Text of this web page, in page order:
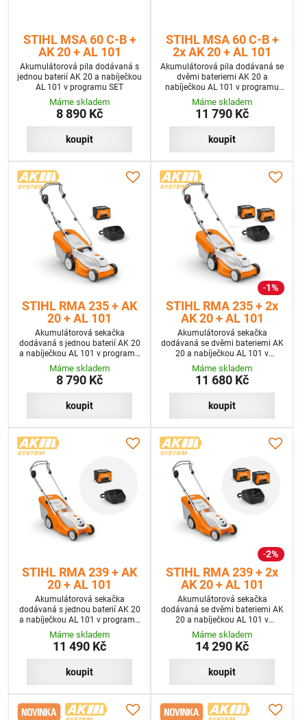
STIHL MSA 60 C-B +
AK 20 + AL 101
Akumulátorová pila dodávaná s
jednou baterií AK 20 a nabíječkou
AL 101 v programu SET
Máme skladem
8 890 Kč
koupit
STIHL MSA 60 C-B +
2x AK 20 + AL 101
Akumulátorová pila dodávaná se
dvěmi bateriemi AK 20 a
nabíječkou AL 101 v programu
SET+
Máme skladem
11 790 Kč
koupit
STIHL RMA 235 + AK
20 + AL 101
Akumulátorová sekačka
dodávaná s jednou baterií AK 20
a nabíječkou AL 101 v programu
SET
Máme skladem
8 790 Kč
koupit
1%
STIHL RMA 235 + 2x
AK 20 + AL 101
Akumulátorová sekačka
dodávaná se dvěmi bateriemi AK
20 a nabíječkou AL 101 v
programu SET+
Máme skladem
11 680 Kč
koupit
STIHL RMA 239 + AK
20 + AL 101
Akumulátorová sekačka
dodávaná s jednou baterií AK 20
a nabíječkou AL 101 v programu
SET
Máme skladem
11 490 Kč
koupit
2%
STIHL RMA 239 + 2x
AK 20 + AL 101
Akumulátorová sekačka
dodávaná se dvěmi bateriemi AK
20 a nabíječkou AL 101 v
programu SET+
Máme skladem
14 290 Kč
koupit